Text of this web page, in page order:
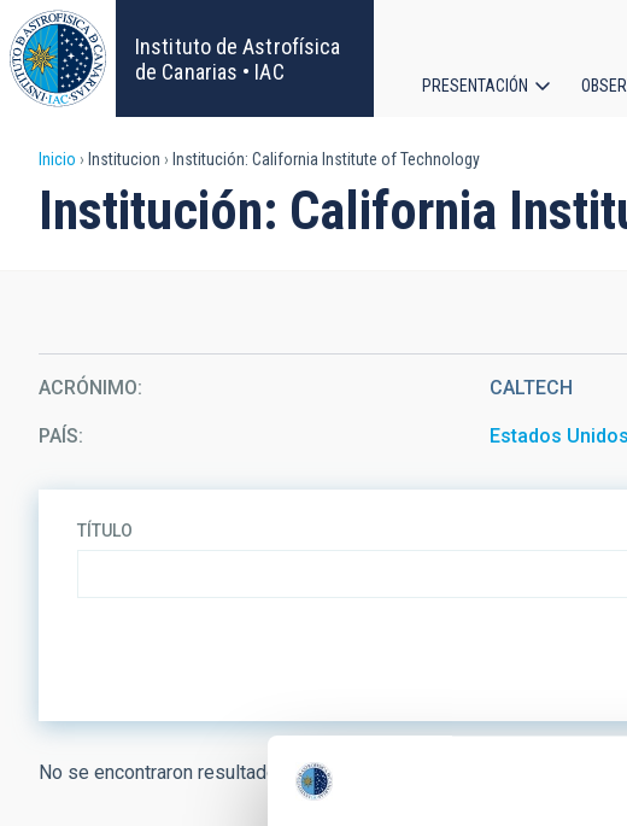
Pasar
al
contenido
principal
Instituto de Astrofísica
de Canarias • IAC
principal
PRESENTACIÓN
Sobrescribir
enlaces
a
la
navegación
Inicio Institucion Institución: California Institute of Technology
Institución: California
ACRÓNIMO CALTECH
PAÍS Estados Unidos
TÍTULO
No se encontraron resultados.